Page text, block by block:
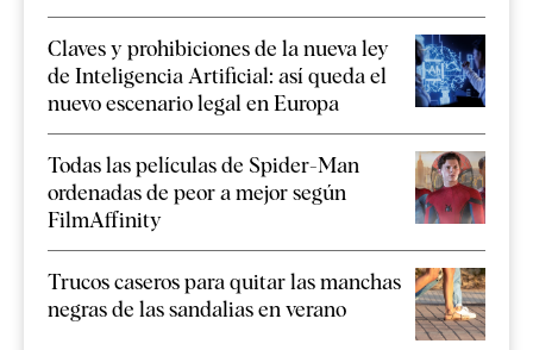
Claves y prohibiciones de la nueva ley
de Inteligencia Artificial: así queda el
nuevo escenario legal en Europa
Todas las películas de Spider-Man
ordenadas de peor a mejor según
FilmAffinity
Trucos caseros para quitar las manchas
negras de las sandalias en verano